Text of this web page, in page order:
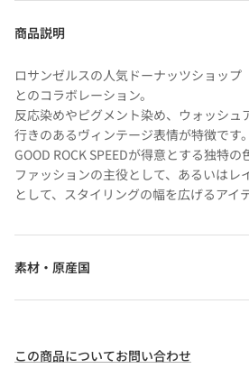
商品説明
ロサンゼルスの人気ドーナッツショップ
とのコラボレーション。
反応染めやピグメント染め、ウォッシュ
行きのあるヴィンテージ表情が特徴です。
GOOD ROCK SPEEDが得意とする独特の
ファッションの主役として、あるいはレ
として、スタイリングの幅を広げるアイ
素材・原産国
この商品についてお問い合わせ